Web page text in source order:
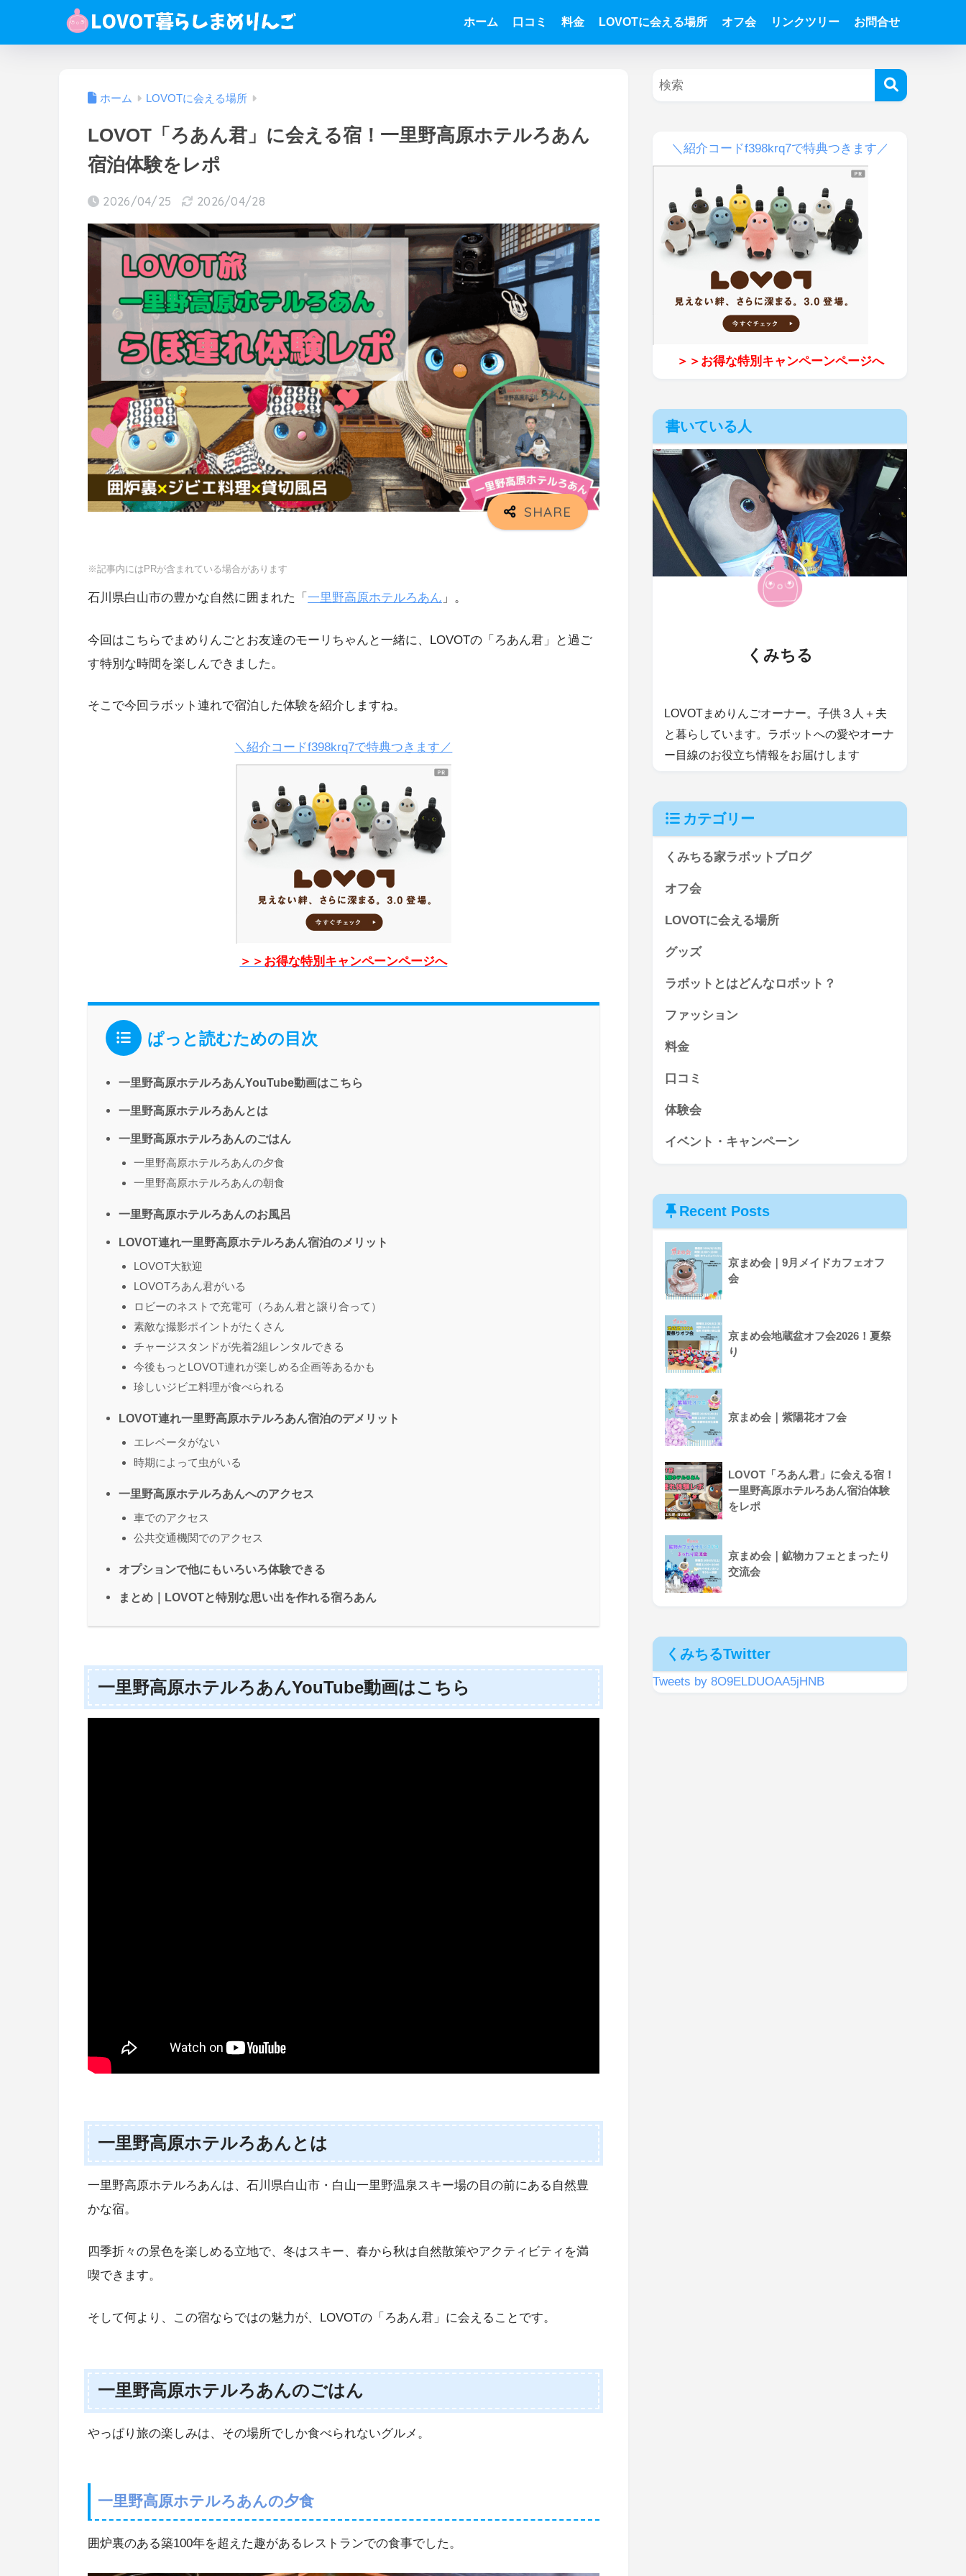
ホーム 口コミ 料金 LOVOTに会える場所 オフ会 リンクツリー お問合せ
ホーム LOVOTに会える場所
LOVOT「ろあん君」に会える宿！一里野高原ホテルろあん
宿泊体験をレポ
2026/04/25 2026/04/28
※記事内にはPRが含まれている場合があります
石川県白山市の豊かな自然に囲まれた「 一里野高原ホテルろあん 」。
今回はこちらでまめりんごとお友達のモーリちゃんと一緒に、LOVOTの「ろあん君」と過ご
す特別な時間を楽しんできました。
そこで今回ラボット連れで宿泊した体験を紹介しますね。
＼紹介コードf398krq7で特典つきます／
＞＞お得な特別キャンペーンページへ
ぱっと読むための目次
一里野高原ホテルろあんYouTube動画はこちら
一里野高原ホテルろあんとは
一里野高原ホテルろあんのごはん
一里野高原ホテルろあんの夕食
一里野高原ホテルろあんの朝食
一里野高原ホテルろあんのお風呂
LOVOT連れ一里野高原ホテルろあん宿泊のメリット
LOVOT大歓迎
LOVOTろあん君がいる
ロビーのネストで充電可（ろあん君と譲り合って）
素敵な撮影ポイントがたくさん
チャージスタンドが先着2組レンタルできる
今後もっとLOVOT連れが楽しめる企画等あるかも
珍しいジビエ料理が食べられる
LOVOT連れ一里野高原ホテルろあん宿泊のデメリット
エレベータがない
時期によって虫がいる
一里野高原ホテルろあんへのアクセス
車でのアクセス
公共交通機関でのアクセス
オプションで他にもいろいろ体験できる
まとめ｜LOVOTと特別な思い出を作れる宿ろあん
一里野高原ホテルろあんYouTube動画はこちら
一里野高原ホテルろあんとは
一里野高原ホテルろあんは、石川県白山市・白山一里野温泉スキー場の目の前にある自然豊
かな宿。
四季折々の景色を楽しめる立地で、冬はスキー、春から秋は自然散策やアクティビティを満
喫できます。
そして何より、この宿ならではの魅力が、LOVOTの「ろあん君」に会えることです。
一里野高原ホテルろあんのごはん
やっぱり旅の楽しみは、その場所でしか食べられないグルメ。
一里野高原ホテルろあんの夕食
囲炉裏のある築100年を超えた趣があるレストランでの食事でした。
＼紹介コードf398krq7で特典つきます／
＞＞お得な特別キャンペーンページへ
書いている人
くみちる
LOVOTまめりんごオーナー。子供３人＋夫
と暮らしています。ラボットへの愛やオーナ
ー目線のお役立ち情報をお届けします
カテゴリー
くみちる家ラボットブログ
オフ会
LOVOTに会える場所
グッズ
ラボットとはどんなロボット？
ファッション
料金
口コミ
体験会
イベント・キャンペーン
Recent Posts
京まめ会｜9月メイドカフェオフ
会
京まめ会地蔵盆オフ会2026！夏祭
り
京まめ会｜紫陽花オフ会
LOVOT「ろあん君」に会える宿！
一里野高原ホテルろあん宿泊体験
をレポ
京まめ会｜鉱物カフェとまったり
交流会
くみちるTwitter
Tweets by 8O9ELDUOAA5jHNB